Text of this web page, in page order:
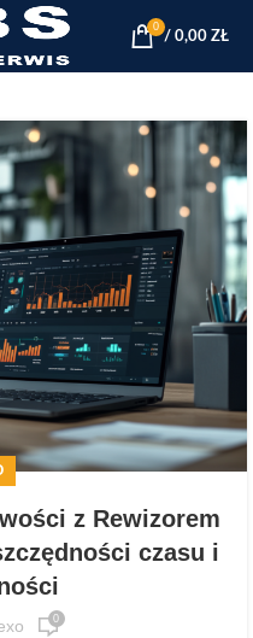
0
/ 0,00 ZŁ
z Rewizorem
czasu i
0